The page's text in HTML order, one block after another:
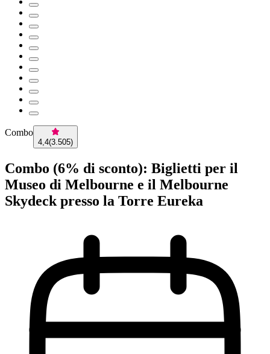
Combo
4,4(3.505)
Combo (6% di sconto): Biglietti per il
Museo di Melbourne e il Melbourne
Skydeck presso la Torre Eureka